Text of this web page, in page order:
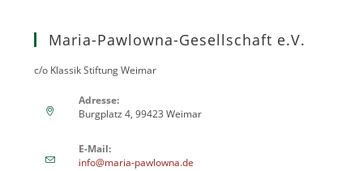
Maria-Pawlowna-Gesellschaft e.V.
c/o Klassik Stiftung Weimar
Adresse:
Burgplatz 4, 99423 Weimar
E-Mail:
info@maria-pawlowna.de